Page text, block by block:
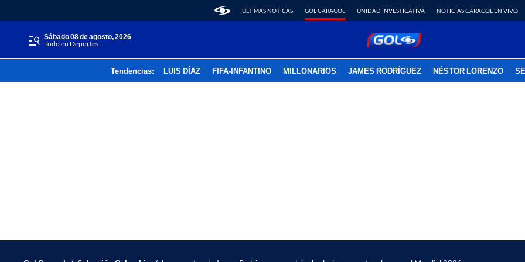
ÚLTIMAS NOTICAS GOL CARACOL UNIDAD INVESTIGATIVA NOTICIAS CARACOL EN VIVO
sábado 08 de agosto, 2026
Todo en Deportes
Tendencias: LUIS DÍAZ FIFA-INFANTINO MILLONARIOS JAMES RODRÍGUEZ NÉSTOR LORENZO